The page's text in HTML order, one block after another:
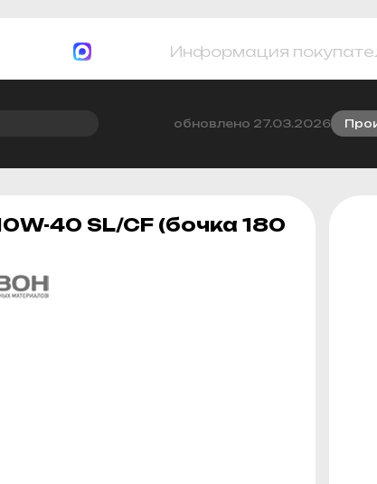
Информация
обновлено 27.03.2026
40 SL/CF (бочка 180